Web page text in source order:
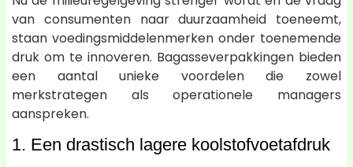
van consumenten naar duurzaamheid toeneemt,
staan voedingsmiddelenmerken onder toenemende
druk om te innoveren. Bagasseverpakkingen bieden
een aantal unieke voordelen die zowel
merkstrategen als operationele managers
aanspreken.
1. Een drastisch lagere koolstofvoetafdruk